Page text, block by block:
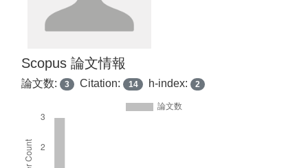
Scopus 論文情報
論文数: 3 Citation: 14 h-index: 2